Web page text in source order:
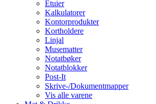
Etuier
Kalkulatorer
Kontorprodukter
Kortholdere
Linjal
Musematter
Notatbøker
Notatblokker
Post-It
Skrive-/Dokumentmapper
Vis alle varene